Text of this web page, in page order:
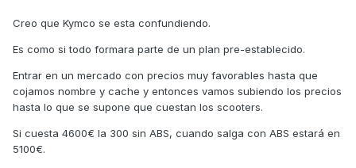
Creo que Kymco se esta confundiendo.
Es como si todo formara parte de un plan pre-establecido.
Entrar en un mercado con precios muy favorables hasta que
cojamos nombre y cache y entonces vamos subiendo los precios
hasta lo que se supone que cuestan los scooters.
Si cuesta 4600€ la 300 sin ABS, cuando salga con ABS estará en
5100€.